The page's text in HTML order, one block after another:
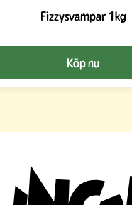
Fizzysvampar 1kg
Köp nu